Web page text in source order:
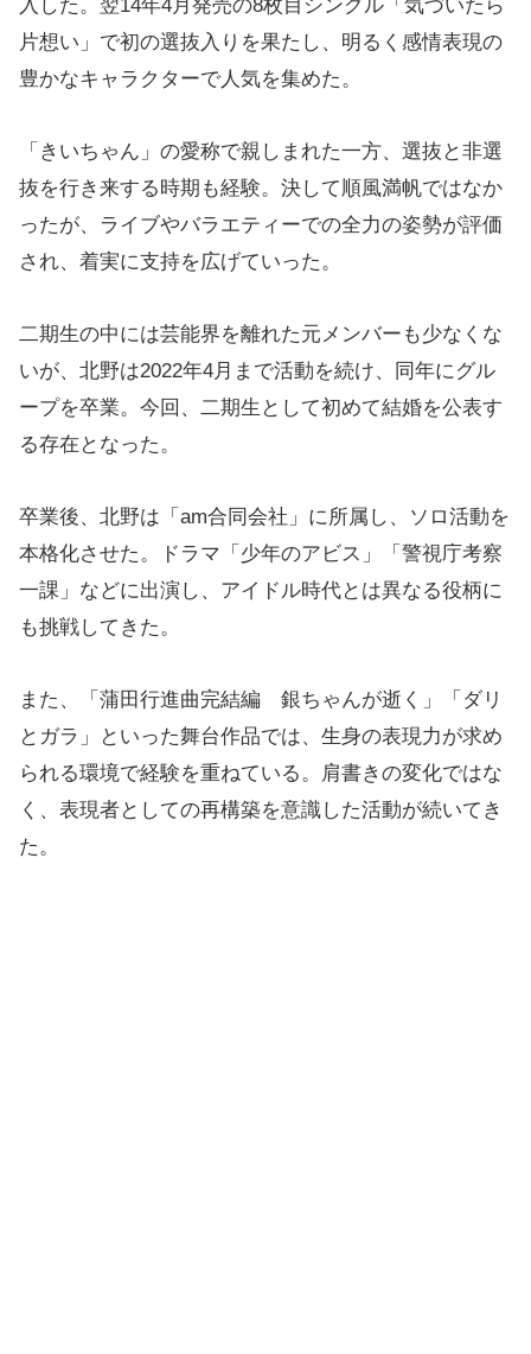
入した。翌14年4月発売の8枚目シングル「気づいたら
片想い」で初の選抜入りを果たし、明るく感情表現の
豊かなキャラクターで人気を集めた。
「きいちゃん」の愛称で親しまれた一方、選抜と非選
抜を行き来する時期も経験。決して順風満帆ではなか
ったが、ライブやバラエティーでの全力の姿勢が評価
され、着実に支持を広げていった。
二期生の中には芸能界を離れた元メンバーも少なくな
いが、北野は2022年4月まで活動を続け、同年にグル
ープを卒業。今回、二期生として初めて結婚を公表す
る存在となった。
卒業後、北野は「am合同会社」に所属し、ソロ活動を
本格化させた。ドラマ「少年のアビス」「警視庁考察
一課」などに出演し、アイドル時代とは異なる役柄に
も挑戦してきた。
また、「蒲田行進曲完結編 銀ちゃんが逝く」「ダリ
とガラ」といった舞台作品では、生身の表現力が求め
られる環境で経験を重ねている。肩書きの変化ではな
く、表現者としての再構築を意識した活動が続いてき
た。